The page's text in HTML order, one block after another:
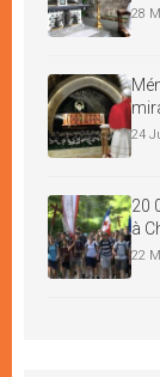
28
24
20
à
22